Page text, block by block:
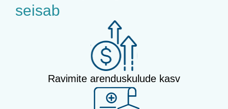
seisab
Ravimite arenduskulude kasv